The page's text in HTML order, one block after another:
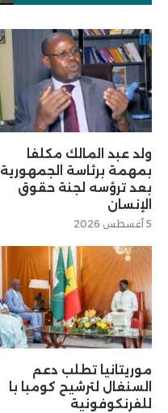
ولد عبد المالك مكلفا
بمهمة برئاسة الجمهورية
بعد ترؤسه لجنة حقوق
الإنسان
5 أغسطس 2026
موريتانيا تطلب دعم
السنغال لترشيح كومبا با
للفرنكوفونية